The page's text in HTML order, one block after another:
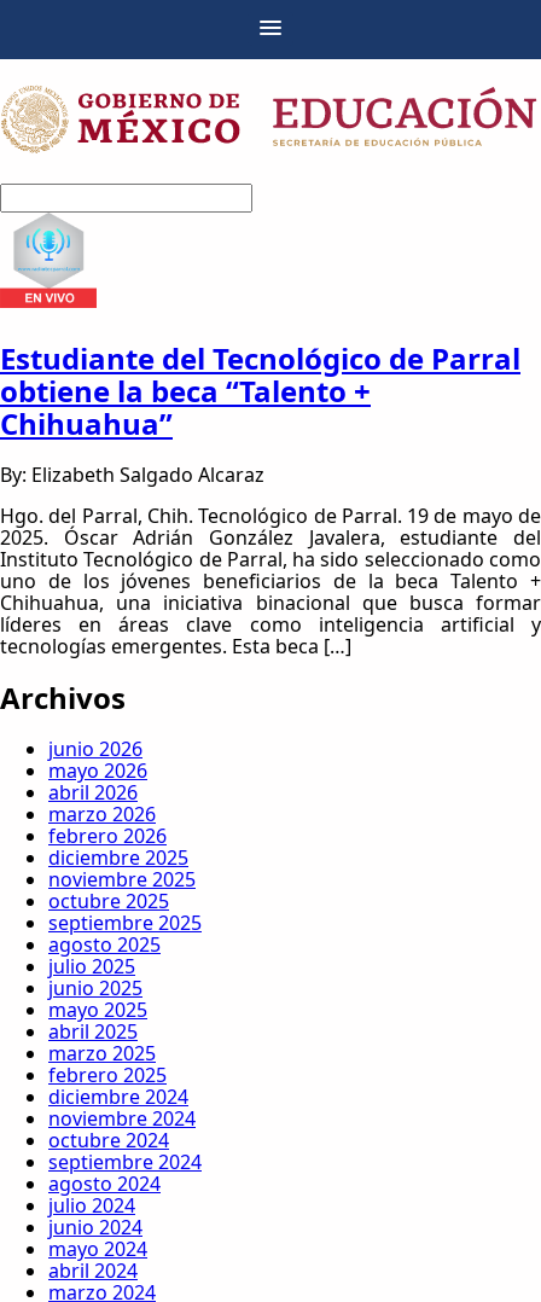
Estudiante del Tecnológico de Parral
obtiene la beca “Talento +
Chihuahua”
By: Elizabeth Salgado Alcaraz
Hgo. del Parral, Chih. Tecnológico de Parral. 19 de mayo de
2025. Óscar Adrián González Javalera, estudiante del
Instituto Tecnológico de Parral, ha sido seleccionado como
uno de los jóvenes beneficiarios de la beca Talento +
Chihuahua, una iniciativa binacional que busca formar
líderes en áreas clave como inteligencia artificial y
tecnologías emergentes. Esta beca […]
Archivos
junio 2026
mayo 2026
abril 2026
marzo 2026
febrero 2026
diciembre 2025
noviembre 2025
octubre 2025
septiembre 2025
agosto 2025
julio 2025
junio 2025
mayo 2025
abril 2025
marzo 2025
febrero 2025
diciembre 2024
noviembre 2024
octubre 2024
septiembre 2024
agosto 2024
julio 2024
junio 2024
mayo 2024
abril 2024
marzo 2024